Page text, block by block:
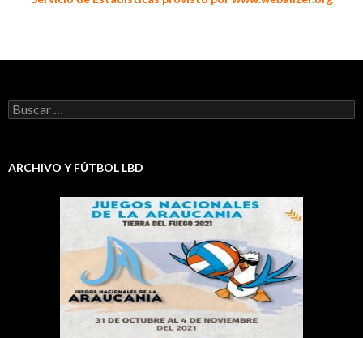
Buscar:
ARCHIVO Y FÚTBOL LBD